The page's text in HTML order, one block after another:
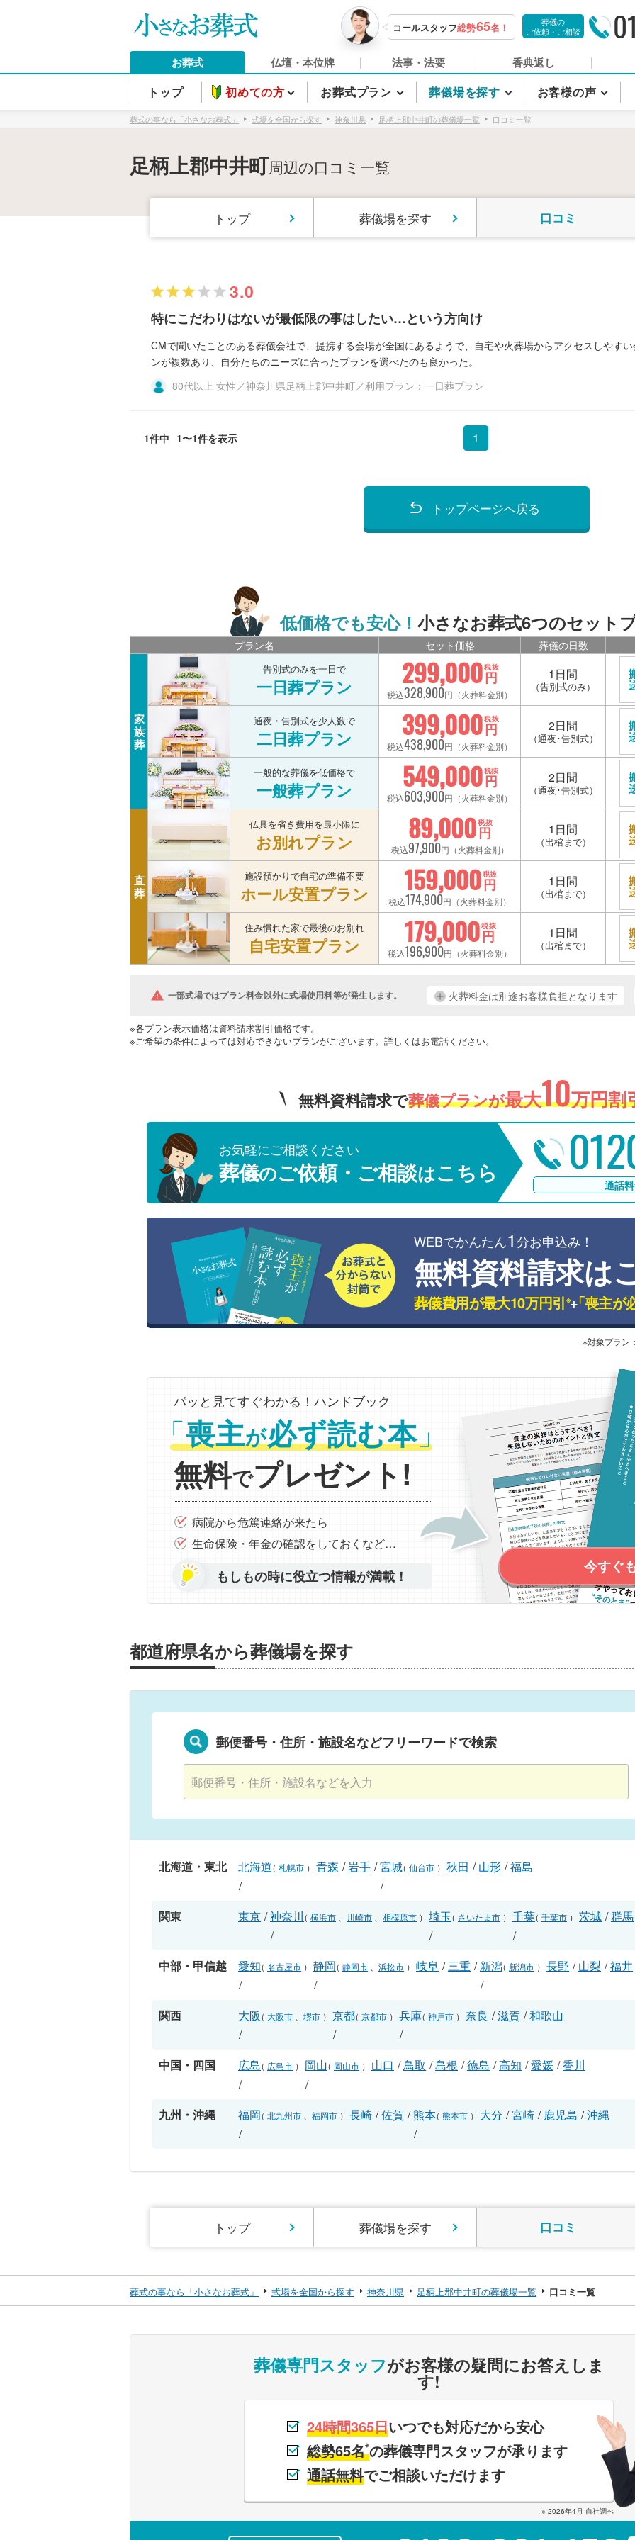
コールスタッフ総勢65名！
葬儀の
ご依頼・ご相談
お葬式 仏壇・本位牌 法事・法要 香典返し
トップ 初めての方 お葬式プラン 葬儀場を探す お客様の声
葬式の事なら「小さなお葬式」 式場を全国から探す 神奈川県 足柄上郡中井町の葬儀場一覧 口コミ一覧
足柄上郡中井町周辺の口コミ一覧
トップ 葬儀場を探す 口コミ
3.0
特にこだわりはないが最低限の事はしたい…という方向け
CMで聞いたことのある葬儀会社で、提携する会場が全国にあるようで、自宅や火葬場からアクセスしやす
ンが複数あり、自分たちのニーズに合ったプランを選べたのも良かった。
80代以上 女性／神奈川県足柄上郡中井町／利用プラン：一日葬プラン
1
1件中 1〜1件を表示
トップページへ戻る
低価格でも安心！ 小さなお葬式6つのセット
プラン名 セット価格 葬儀の日数
家
族
葬
告別式のみを一日で
一日葬プラン 299,000円
税抜
税込328,900円（火葬料金別）
1日間
（告別式のみ）
通夜・告別式を少人数で
二日葬プラン 399,000円
税抜
税込438,900円（火葬料金別）
2日間
（通夜･告別式）
一般的な葬儀を低価格で
一般葬プラン 549,000円
税抜
税込603,900円（火葬料金別）
2日間
（通夜･告別式）
直
葬
仏具を省き費用を最小限に
お別れプラン 89,000円
税抜
税込97,900円（火葬料金別）
1日間
（出棺まで）
施設預かりで自宅の準備不要
ホール安置プラン 159,000円
税抜
税込174,900円（火葬料金別）
1日間
（出棺まで）
住み慣れた家で最後のお別れ
自宅安置プラン 179,000円
税抜
税込196,900円（火葬料金別）
1日間
（出棺まで）
一部式場ではプラン料金以外に式場使用料等が発生します。 火葬料金は別途お客様負担となります
※各プラン表示価格は資料請求割引価格です。
※ご希望の条件によっては対応できないプランがございます。詳しくはお電話ください。
無料資料請求で葬儀プランが最大10万円割
お気軽にご相談ください
葬儀のご依頼・ご相談はこちら 通話
WEBでかんたん1分お申込み！
無料資料請求は
葬儀費用が最大10万円引 ※+
「喪主が
※対象プラン
パッと見てすぐわかる！ハンドブック
「喪主が必ず読む本」
無料でプレゼント!
病院から危篤連絡が来たら
生命保険・年金の確認をしておくなど…
もしもの時に役立つ情報が満載！
今すぐ
都道府県名から葬儀場を探す
郵便番号・住所・施設名などフリーワードで検索
北海道・東北 北海道（ 札幌市 ）
/
青森 /岩手 /宮城（ 仙台市 ）
/
秋田 /山形 /福島
関東 東京 /神奈川（ 横浜市 川崎市 相模原市 ）
/
埼玉（ さいたま市 ）
/
千葉（ 千葉市 ）
/
茨城 /群馬
中部・甲信越 愛知（ 名古屋市 ）
/
静岡（ 静岡市 浜松市 ）
/
岐阜 /三重 /新潟（ 新潟市 ）
/
長野 /山梨 /福井
関西 大阪（ 大阪市 堺市 ）
/
京都（ 京都市 ）
/
兵庫（ 神戸市 ）
/
奈良 /滋賀 /和歌山
中国・四国 広島（ 広島市 ）
/
岡山（ 岡山市 ）
/
山口 /鳥取 /島根 /徳島 /高知 /愛媛 /香川
九州・沖縄 福岡（ 北九州市 福岡市 ）
/
長崎 /佐賀 /熊本（ 熊本市 ）
/
大分 /宮崎 / 鹿児島 /沖縄
トップ 葬儀場を探す 口コミ
葬式の事なら「小さなお葬式」 式場を全国から探す 神奈川県 足柄上郡中井町の葬儀場一覧 口コミ一覧
葬儀専門スタッフがお客様の疑問にお答えしま
す!
24時間365日いつでも対応だから安心
総勢65名※の葬儀専門スタッフが承ります
通話無料でご相談いただけます
※ 2026年4月 自社調べ